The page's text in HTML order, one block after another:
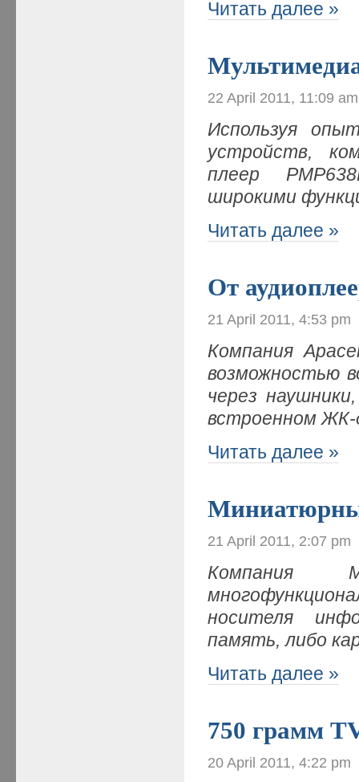
Читать далее »
22 April 2011, 11:09 am
Используя
устройств,
плеер
широкими
Читать далее »
От
21 April 2011, 4:53 pm
Компания
возможностью
через
встроенном ЖК-
Читать далее »
21 April 2011, 2:07 pm
Компания
носителя
память, либо
Читать далее »
750 грамм
20 April 2011, 4:22 pm